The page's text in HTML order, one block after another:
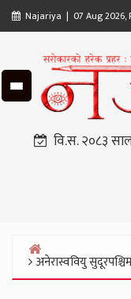
Skip
to
content
Najariya | 07 Aug 2026,
वि.स. २०८३
Home
अनेरास्ववियु